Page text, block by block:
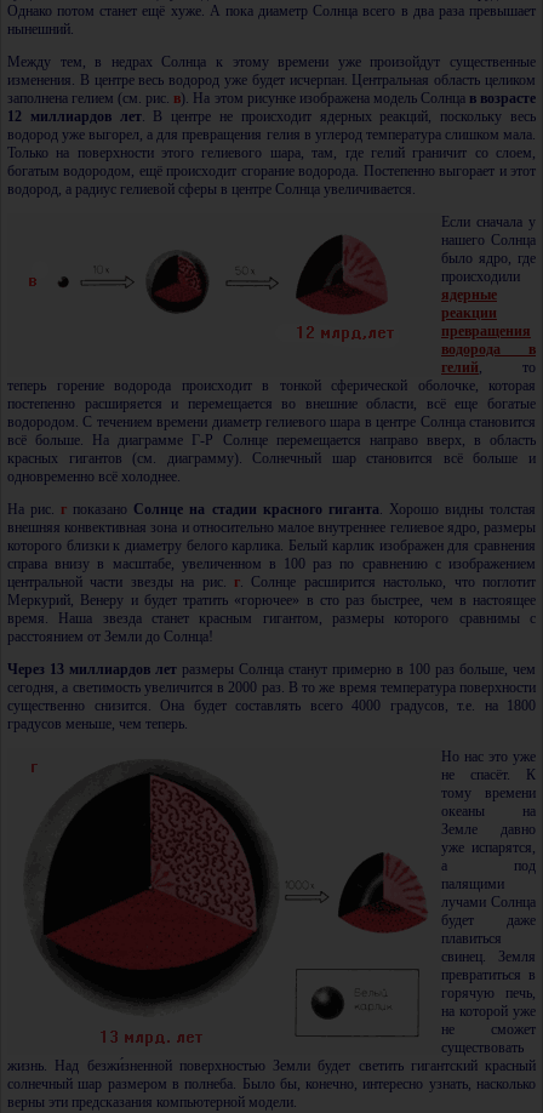
Однако потом станет ещё хуже. А пока диаметр Солнца всего в два раза превышает
нынешний.
Между тем, в недрах Солнца к этому времени уже произойдут существенные
изменения. В центре весь водород уже будет исчерпан. Центральная область целиком
заполнена гелием (см. рис. в). На этом рисунке изображена модель Солнца в возрасте
12 миллиардов лет. В центре не происходит ядерных реакций, поскольку весь
водород уже выгорел, а для превращения гелия в углерод температура слишком мала.
Только на поверхности этого гелиевого шара, там, где гелий граничит со слоем,
богатым водородом, ещё происходит сгорание водорода. Постепенно выгорает и этот
водород, а радиус гелиевой сферы в центре Солнца увеличивается.
Если сначала у
нашего Солнца
было ядро, где
происходили
ядерные
реакции
превращения
водорода в
гелий, то
теперь горение водорода происходит в тонкой сферической оболочке, которая
постепенно расширяется и перемещается во внешние области, всё еще богатые
водородом. С течением времени диаметр гелиевого шара в центре Солнца становится
всё больше. На диаграмме Г-Р Солнце перемещается направо вверх, в область
красных гигантов (см. диаграмму). Солнечный шар становится всё больше и
одновременно всё холоднее.
На рис. г показано Солнце на стадии красного гиганта. Хорошо видны толстая
внешняя конвективная зона и относительно малое внутреннее гелиевое ядро, размеры
которого близки к диаметру белого карлика. Белый карлик изображен для сравнения
справа внизу в масштабе, увеличенном в 100 раз по сравнению с изображением
центральной части звезды на рис. г. Солнце расширится настолько, что поглотит
Меркурий, Венеру и будет тратить «горючее» в сто раз быстрее, чем в настоящее
время. Наша звезда станет красным гигантом, размеры которого сравнимы с
расстоянием от Земли до Солнца!
Через 13 миллиардов лет размеры Солнца станут примерно в 100 раз больше, чем
сегодня, а светимость увеличится в 2000 раз. В то же время температура поверхности
существенно снизится. Она будет составлять всего 4000 градусов, т.е. на 1800
градусов меньше, чем теперь.
Но нас это уже
не спасёт. К
тому времени
океаны на
Земле давно
уже испарятся,
а под
палящими
лучами Солнца
будет даже
плавиться
свинец. Земля
превратиться в
горячую печь,
на которой уже
не сможет
существовать
жизнь. Над безжи́зненной поверхностью Земли будет светить гигантский красный
солнечный шар размером в полнеба. Было бы, конечно, интересно узнать, насколько
верны эти предсказания компьютерной модели.